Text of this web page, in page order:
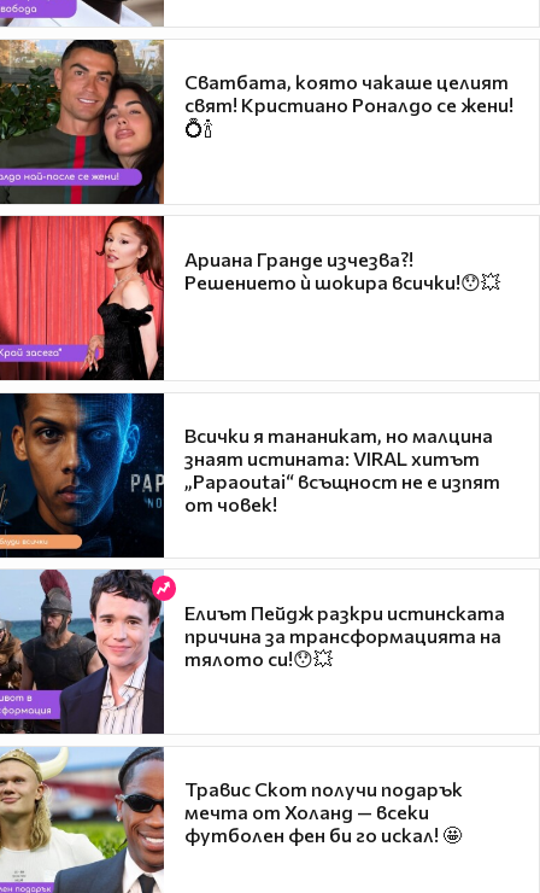
Сватбата, която чакаше целият
свят! Кристиано Роналдо се жени!
💍🍾
Ариана Гранде изчезва?!
Решението ѝ шокира всички!😯💥
Всички я тананикат, но малцина
знаят истината: VIRAL хитът
„Papaoutai“ всъщност не е изпят
от човек!
Елиът Пейдж разкри истинската
причина за трансформацията на
тялото си!😯💥
Травис Скот получи подарък
мечта от Холанд — всеки
футболен фен би го искал! 🤩